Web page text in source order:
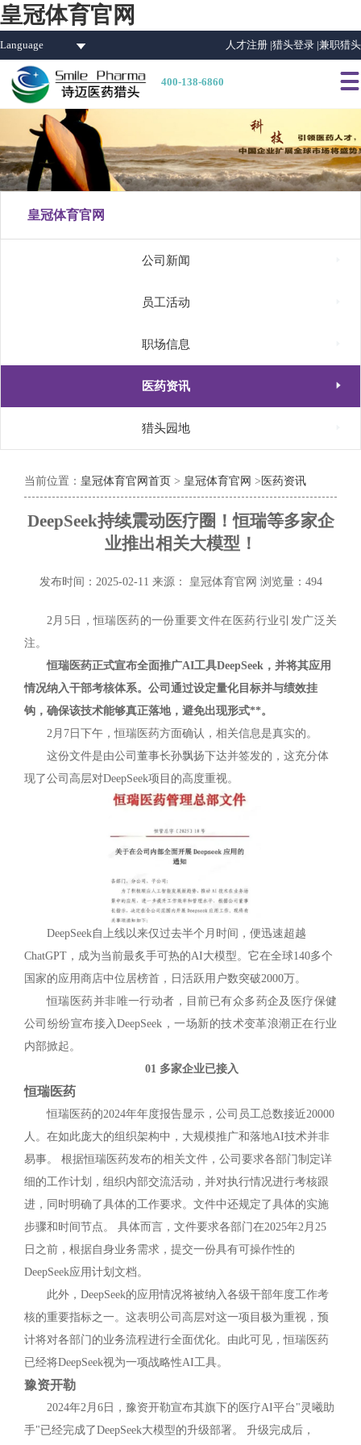
皇冠体育官网
Language 人才注册 |猎头登录 |兼职猎头
400-138-6860 
皇冠体育官网
公司新闻
员工活动
职场信息
医药资讯 
猎头园地
当前位置： 皇冠体育官网首页 > 皇冠体育官网 > 医药资讯
DeepSeek持续震动医疗圈！恒瑞等多家企
业推出相关大模型！
发布时间：2025-02-11 来源： 皇冠体育官网 浏览量：494
2月5日，恒瑞医药的一份重要文件在医药行业引发广泛关
注。
恒瑞医药正式宣布全面推广AI工具DeepSeek，并将其应用
情况纳入干部考核体系。公司通过设定量化目标并与绩效挂
钩，确保该技术能够真正落地，避免出现形式**。
2月7日下午，恒瑞医药方面确认，相关信息是真实的。
这份文件是由公司董事长孙飘扬下达并签发的，这充分体
现了公司高层对DeepSeek项目的高度重视。
DeepSeek自上线以来仅过去半个月时间，便迅速超越
ChatGPT，成为当前最炙手可热的AI大模型。它在全球140多个
国家的应用商店中位居榜首，日活跃用户数突破2000万。
恒瑞医药并非唯一行动者，目前已有众多药企及医疗保健
公司纷纷宣布接入DeepSeek，一场新的技术变革浪潮正在行业
内部掀起。
01 多家企业已接入
恒瑞医药
恒瑞医药的2024年年度报告显示，公司员工总数接近20000
人。在如此庞大的组织架构中，大规模推广和落地AI技术并非
易事。 根据恒瑞医药发布的相关文件，公司要求各部门制定详
细的工作计划，组织内部交流活动，并对执行情况进行考核跟
进，同时明确了具体的工作要求。文件中还规定了具体的实施
步骤和时间节点。 具体而言，文件要求各部门在2025年2月25
日之前，根据自身业务需求，提交一份具有可操作性的
DeepSeek应用计划文档。
此外，DeepSeek的应用情况将被纳入各级干部年度工作考
核的重要指标之一。这表明公司高层对这一项目极为重视，预
计将对各部门的业务流程进行全面优化。由此可见，恒瑞医药
已经将DeepSeek视为一项战略性AI工具。
豫资开勒
2024年2月6日，豫资开勒宣布其旗下的医疗AI平台"灵曦助
手"已经完成了DeepSeek大模型的升级部署。 升级完成后，